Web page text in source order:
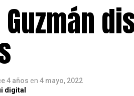
4 años en 4 mayo, 2022
digital